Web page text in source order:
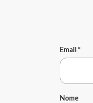
Email *
Nome